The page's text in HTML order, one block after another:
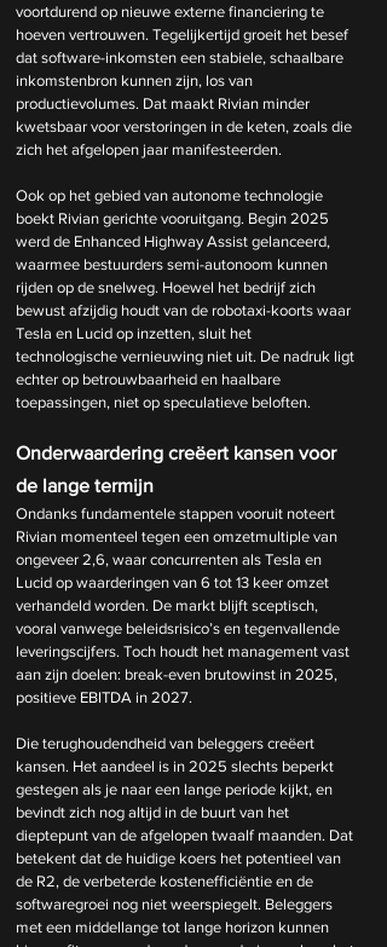
voortdurend op nieuwe externe financiering te
hoeven vertrouwen. Tegelijkertijd groeit het besef
dat software-inkomsten een stabiele, schaalbare
inkomstenbron kunnen zijn, los van
productievolumes. Dat maakt Rivian minder
kwetsbaar voor verstoringen in de keten, zoals die
zich het afgelopen jaar manifesteerden.
Ook op het gebied van autonome technologie
boekt Rivian gerichte vooruitgang. Begin 2025
werd de Enhanced Highway Assist gelanceerd,
waarmee bestuurders semi-autonoom kunnen
rijden op de snelweg. Hoewel het bedrijf zich
bewust afzijdig houdt van de robotaxi-koorts waar
Tesla en Lucid op inzetten, sluit het
technologische vernieuwing niet uit. De nadruk ligt
echter op betrouwbaarheid en haalbare
toepassingen, niet op speculatieve beloften.
Onderwaardering creëert kansen voor
de lange termijn
Ondanks fundamentele stappen vooruit noteert
Rivian momenteel tegen een omzetmultiple van
ongeveer 2,6, waar concurrenten als Tesla en
Lucid op waarderingen van 6 tot 13 keer omzet
verhandeld worden. De markt blijft sceptisch,
vooral vanwege beleidsrisico’s en tegenvallende
leveringscijfers. Toch houdt het management vast
aan zijn doelen: break-even brutowinst in 2025,
positieve EBITDA in 2027.
Die terughoudendheid van beleggers creëert
kansen. Het aandeel is in 2025 slechts beperkt
gestegen als je naar een lange periode kijkt, en
bevindt zich nog altijd in de buurt van het
dieptepunt van de afgelopen twaalf maanden. Dat
betekent dat de huidige koers het potentieel van
de R2, de verbeterde kostenefficiëntie en de
softwaregroei nog niet weerspiegelt. Beleggers
met een middellange tot lange horizon kunnen